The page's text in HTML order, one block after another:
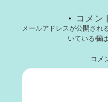
コメン
メールアドレスが公開され
いている欄
コメ